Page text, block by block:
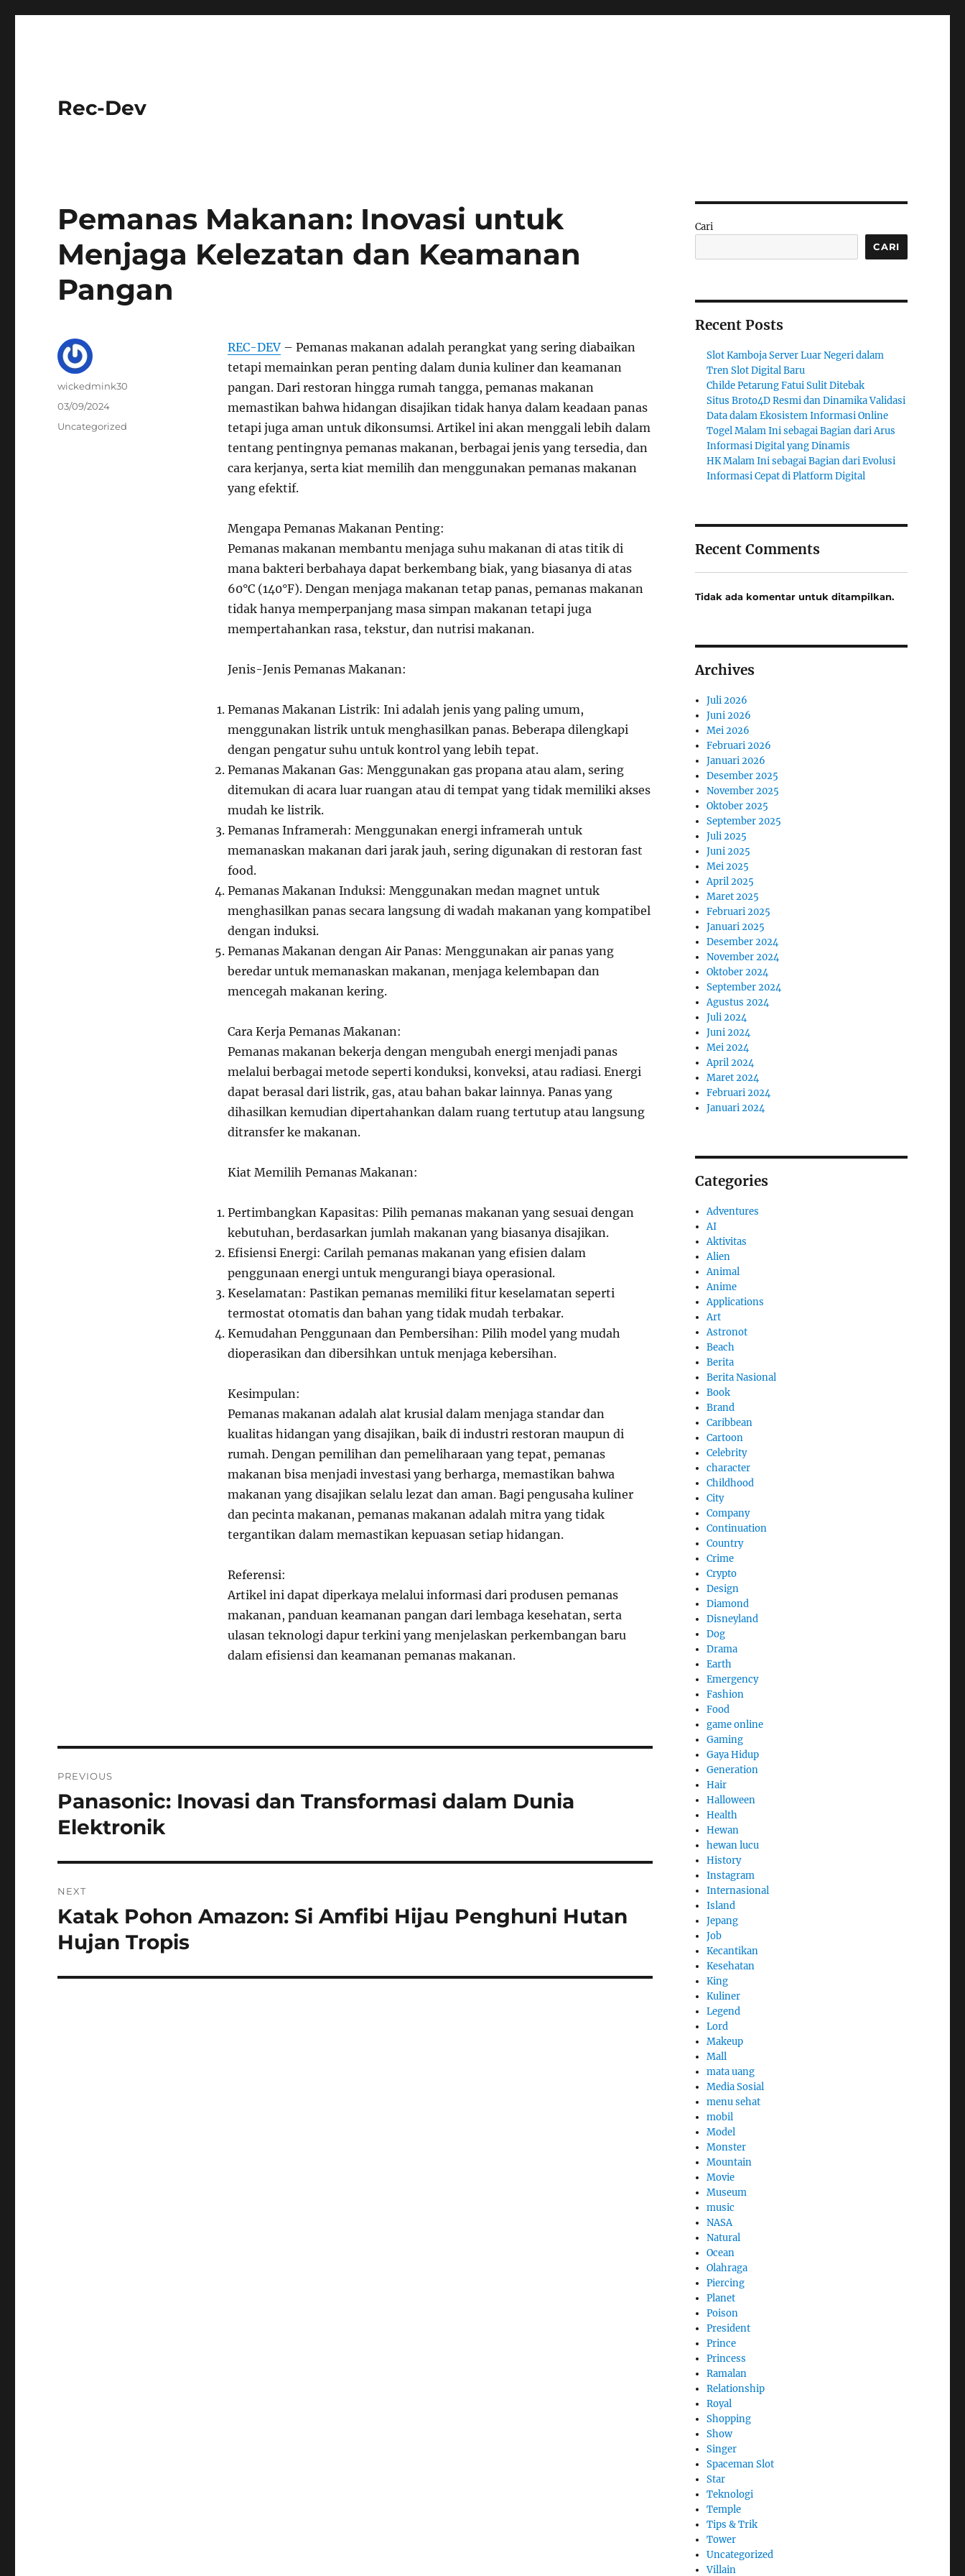
Rec-Dev
Pemanas Makanan: Inovasi untuk
Menjaga Kelezatan dan Keamanan
Pangan
REC-DEV– Pemanas makanan adalah perangkat yang sering diabaikan
tetapi memainkan peran penting dalam dunia kuliner dan keamanan
pangan. Dari restoran hingga rumah tangga, pemanas makanan
memastikan bahwa hidangan disajikan tidak hanya dalam keadaan panas
tetapi juga aman untuk dikonsumsi. Artikel ini akan menggali lebih dalam
tentang pentingnya pemanas makanan, berbagai jenis yang tersedia, dan
cara kerjanya, serta kiat memilih dan menggunakan pemanas makanan
yang efektif.
Mengapa Pemanas Makanan Penting:
Pemanas makanan membantu menjaga suhu makanan di atas titik di
mana bakteri berbahaya dapat berkembang biak, yang biasanya di atas
60°C (140°F). Dengan menjaga makanan tetap panas, pemanas makanan
tidak hanya memperpanjang masa simpan makanan tetapi juga
mempertahankan rasa, tekstur, dan nutrisi makanan.
Jenis-Jenis Pemanas Makanan:
Pemanas Makanan Listrik: Ini adalah jenis yang paling umum,
menggunakan listrik untuk menghasilkan panas. Beberapa dilengkapi
dengan pengatur suhu untuk kontrol yang lebih tepat.
Pemanas Makanan Gas: Menggunakan gas propana atau alam, sering
ditemukan di acara luar ruangan atau di tempat yang tidak memiliki akses
mudah ke listrik.
Pemanas Inframerah: Menggunakan energi inframerah untuk
memanaskan makanan dari jarak jauh, sering digunakan di restoran fast
food.
Pemanas Makanan Induksi: Menggunakan medan magnet untuk
menghasilkan panas secara langsung di wadah makanan yang kompatibel
dengan induksi.
Pemanas Makanan dengan Air Panas: Menggunakan air panas yang
beredar untuk memanaskan makanan, menjaga kelembapan dan
mencegah makanan kering.
Cara Kerja Pemanas Makanan:
Pemanas makanan bekerja dengan mengubah energi menjadi panas
melalui berbagai metode seperti konduksi, konveksi, atau radiasi. Energi
dapat berasal dari listrik, gas, atau bahan bakar lainnya. Panas yang
dihasilkan kemudian dipertahankan dalam ruang tertutup atau langsung
ditransfer ke makanan.
Kiat Memilih Pemanas Makanan:
Pertimbangkan Kapasitas: Pilih pemanas makanan yang sesuai dengan
kebutuhan, berdasarkan jumlah makanan yang biasanya disajikan.
Efisiensi Energi: Carilah pemanas makanan yang efisien dalam
penggunaan energi untuk mengurangi biaya operasional.
Keselamatan: Pastikan pemanas memiliki fitur keselamatan seperti
termostat otomatis dan bahan yang tidak mudah terbakar.
Kemudahan Penggunaan dan Pembersihan: Pilih model yang mudah
dioperasikan dan dibersihkan untuk menjaga kebersihan.
Kesimpulan:
Pemanas makanan adalah alat krusial dalam menjaga standar dan
kualitas hidangan yang disajikan, baik di industri restoran maupun di
rumah. Dengan pemilihan dan pemeliharaan yang tepat, pemanas
makanan bisa menjadi investasi yang berharga, memastikan bahwa
makanan yang disajikan selalu lezat dan aman. Bagi pengusaha kuliner
dan pecinta makanan, pemanas makanan adalah mitra yang tidak
tergantikan dalam memastikan kepuasan setiap hidangan.
Referensi:
Artikel ini dapat diperkaya melalui informasi dari produsen pemanas
makanan, panduan keamanan pangan dari lembaga kesehatan, serta
ulasan teknologi dapur terkini yang menjelaskan perkembangan baru
dalam efisiensi dan keamanan pemanas makanan.
Author
wickedmink30
Posted
03/09/2024
Categories
Uncategorized
pos
PREVIOUS
Previous
post:
Panasonic: Inovasi dan Transformasi dalam Dunia
Elektronik
NEXT
Next
post:
Katak Pohon Amazon: Si Amfibi Hijau Penghuni Hutan
Hujan Tropis
Cari
CARI
Recent Posts
Slot Kamboja Server Luar Negeri dalam
Tren Slot Digital Baru
Childe Petarung Fatui Sulit Ditebak
Situs Broto4D Resmi dan Dinamika Validasi
Data dalam Ekosistem Informasi Online
Togel Malam Ini sebagai Bagian dari Arus
Informasi Digital yang Dinamis
HK Malam Ini sebagai Bagian dari Evolusi
Informasi Cepat di Platform Digital
Recent Comments
Tidak ada komentar untuk ditampilkan.
Archives
Juli 2026
Juni 2026
Mei 2026
Februari 2026
Januari 2026
Desember 2025
November 2025
Oktober 2025
September 2025
Juli 2025
Juni 2025
Mei 2025
April 2025
Maret 2025
Februari 2025
Januari 2025
Desember 2024
November 2024
Oktober 2024
September 2024
Agustus 2024
Juli 2024
Juni 2024
Mei 2024
April 2024
Maret 2024
Februari 2024
Januari 2024
Categories
Adventures
AI
Aktivitas
Alien
Animal
Anime
Applications
Art
Astronot
Beach
Berita
Berita Nasional
Book
Brand
Caribbean
Cartoon
Celebrity
character
Childhood
City
Company
Continuation
Country
Crime
Crypto
Design
Diamond
Disneyland
Dog
Drama
Earth
Emergency
Fashion
Food
game online
Gaming
Gaya Hidup
Generation
Hair
Halloween
Health
Hewan
hewan lucu
History
Instagram
Internasional
Island
Jepang
Job
Kecantikan
Kesehatan
King
Kuliner
Legend
Lord
Makeup
Mall
mata uang
Media Sosial
menu sehat
mobil
Model
Monster
Mountain
Movie
Museum
music
NASA
Natural
Ocean
Olahraga
Piercing
Planet
Poison
President
Prince
Princess
Ramalan
Relationship
Royal
Shopping
Show
Singer
Spaceman Slot
Star
Teknologi
Temple
Tips & Trik
Tower
Uncategorized
Villain